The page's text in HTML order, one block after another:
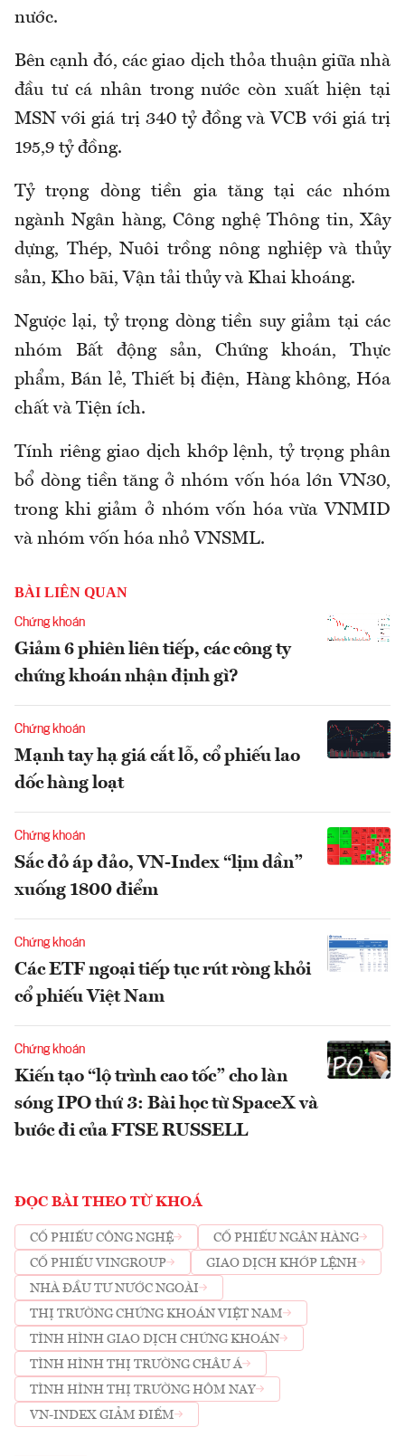
nước.
Bên cạnh đó, các giao dịch thỏa thuận giữa nhà
đầu tư cá nhân trong nước còn xuất hiện tại
MSN với giá trị 340 tỷ đồng và VCB với giá trị
195,9 tỷ đồng.
Tỷ trọng dòng tiền gia tăng tại các nhóm
ngành Ngân hàng, Công nghệ Thông tin, Xây
dựng, Thép, Nuôi trồng nông nghiệp và thủy
sản, Kho bãi, Vận tải thủy và Khai khoáng.
Ngược lại, tỷ trọng dòng tiền suy giảm tại các
nhóm Bất động sản, Chứng khoán, Thực
phẩm, Bán lẻ, Thiết bị điện, Hàng không, Hóa
chất và Tiện ích.
Tính riêng giao dịch khớp lệnh, tỷ trọng phân
bổ dòng tiền tăng ở nhóm vốn hóa lớn VN30,
trong khi giảm ở nhóm vốn hóa vừa VNMID
và nhóm vốn hóa nhỏ VNSML.
BÀI LIÊN QUAN
Chứng khoán
Giảm 6 phiên liên tiếp, các công ty
chứng khoán nhận định gì?
Chứng khoán
Mạnh tay hạ giá cắt lỗ, cổ phiếu lao
dốc hàng loạt
Chứng khoán
Sắc đỏ áp đảo, VN-Index “lịm dần”
xuống 1800 điểm
Chứng khoán
Các ETF ngoại tiếp tục rút ròng khỏi
cổ phiếu Việt Nam
Chứng khoán
Kiến tạo “lộ trình cao tốc” cho làn
sóng IPO thứ 3: Bài học từ SpaceX và
bước đi của FTSE RUSSELL
ĐỌC BÀI THEO TỪ KHOÁ
CỔ PHIẾU CÔNG NGHỆ
CỔ PHIẾU NGÂN HÀNG
CỔ PHIẾU VINGROUP
GIAO DỊCH KHỚP LỆNH
NHÀ ĐẦU TƯ NƯỚC NGOÀI
THỊ TRƯỜNG CHỨNG KHOÁN VIỆT NAM
TÌNH HÌNH GIAO DỊCH CHỨNG KHOÁN
TÌNH HÌNH THỊ TRƯỜNG CHÂU Á
TÌNH HÌNH THỊ TRƯỜNG HÔM NAY
VN-INDEX GIẢM ĐIỂM